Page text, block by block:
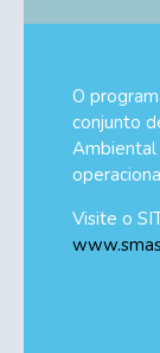
O
conjunto
Ambiental
Visite o